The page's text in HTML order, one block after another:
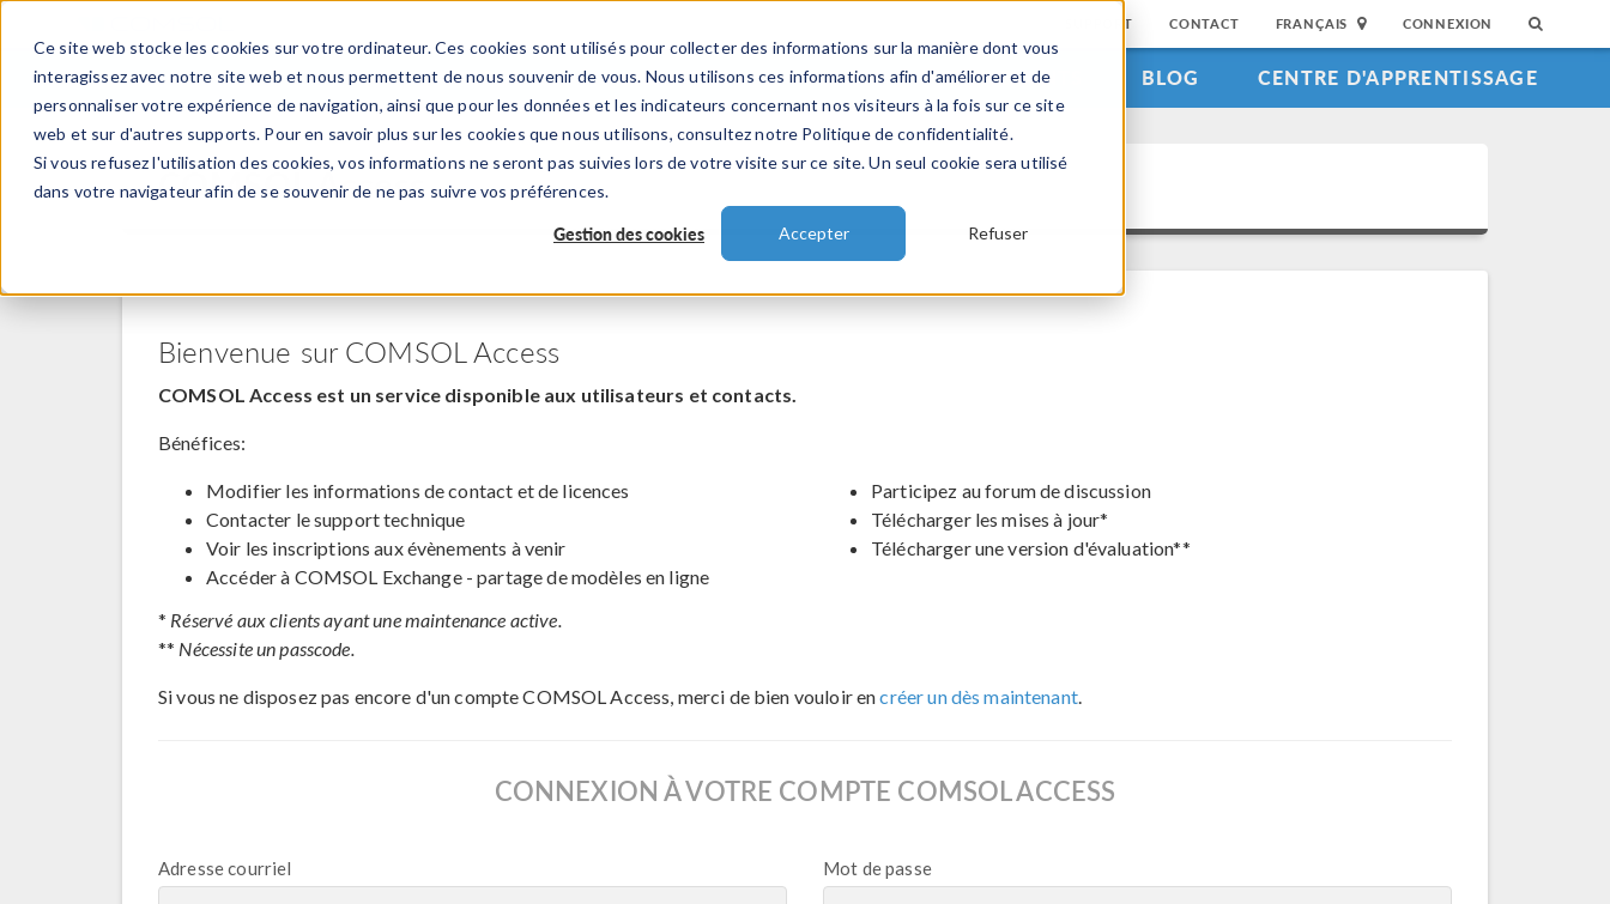
Ce site web stocke les cookies sur votre ordinateur. Ces cookies sont utilisés pour collecter des informations sur la manière dont vous
interagissez avec notre site web et nous permettent de nous souvenir de vous. Nous utilisons ces informations afin d'améliorer et de
personnaliser votre expérience de navigation, ainsi que pour les données et les indicateurs concernant nos visiteurs à la fois sur ce site
web et sur d'autres supports. Pour en savoir plus sur les cookies que nous utilisons, consultez notre Politique de confidentialité.
Si vous refusez l'utilisation des cookies, vos informations ne seront pas suivies lors de votre visite sur ce site. Un seul cookie sera utilisé
dans votre navigateur afin de se souvenir de ne pas suivre vos préférences.
Gestion des cookies Accepter Refuser
SUPPORT CONTACT FRANÇAIS CONNEXION
PRODUITS INDUSTRIES VIDEOS EVENEMENTS BLOG CENTRE D'APPRENTISSAGE
COMSOL Access
Bienvenue sur COMSOL Access
COMSOL Access est un service disponible aux utilisateurs et contacts.
Bénéfices:
Modifier les informations de contact et de licences
Contacter le support technique
Voir les inscriptions aux évènements à venir
Accéder à COMSOL Exchange - partage de modèles en ligne
Participez au forum de discussion
Télécharger les mises à jour*
Télécharger une version d'évaluation**
* Réservé aux clients ayant une maintenance active.
** Nécessite un passcode.
Si vous ne disposez pas encore d'un compte COMSOL Access, merci de bien vouloir encréer un dès maintenant.
CONNEXION À VOTRE COMPTE COMSOL ACCESS
Adresse courriel Mot de passe